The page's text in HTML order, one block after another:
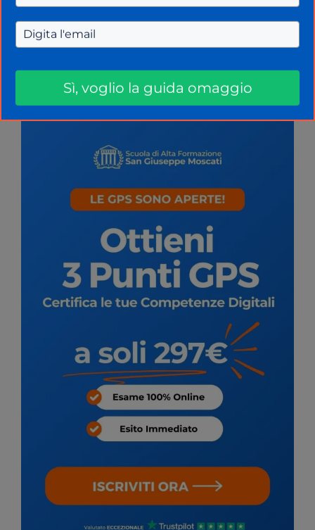
MAD docenti: verso l’addio
definitivo
8 Febbraio 2024 diLa Scuola Oggi
Sì, voglio la guida omaggio